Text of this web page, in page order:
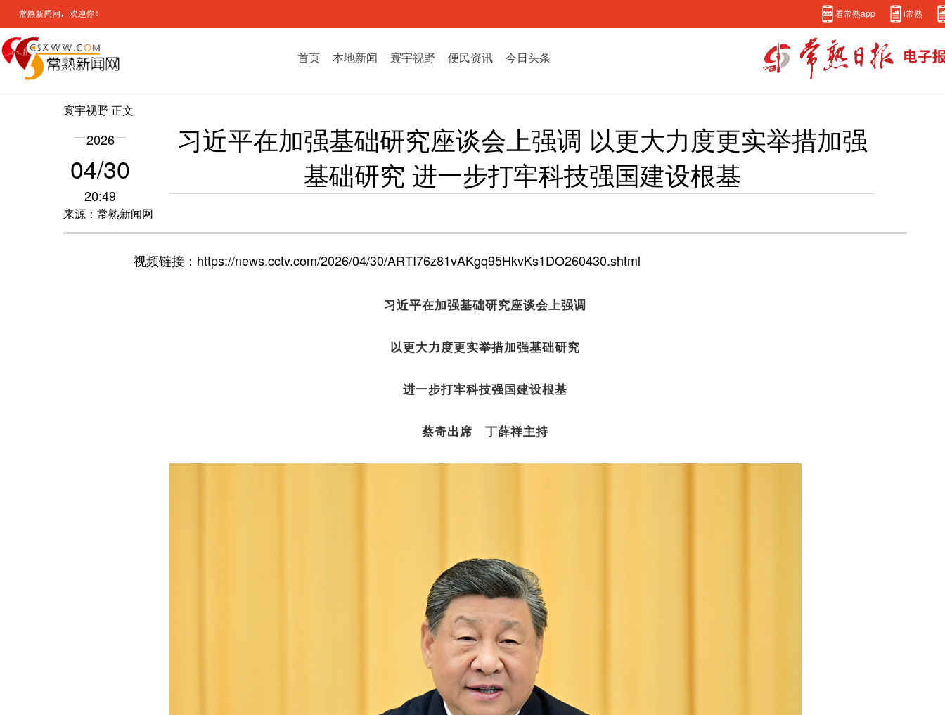
看常熟app i常熟
首页 本地新闻 寰宇视野 便民资讯 今日头条
寰宇视野 正文
2026
04/30
20:49
来源：常熟新闻网
习近平在加强基础研究座谈会上强调 以更大力度更实举措加强
基础研究 进一步打牢科技强国建设根基
视频链接：https://news.cctv.com/2026/04/30/ARTI76z81vAKgq95HkvKs1DO260430.shtml
习近平在加强基础研究座谈会上强调
以更大力度更实举措加强基础研究
进一步打牢科技强国建设根基
蔡奇出席 丁薛祥主持